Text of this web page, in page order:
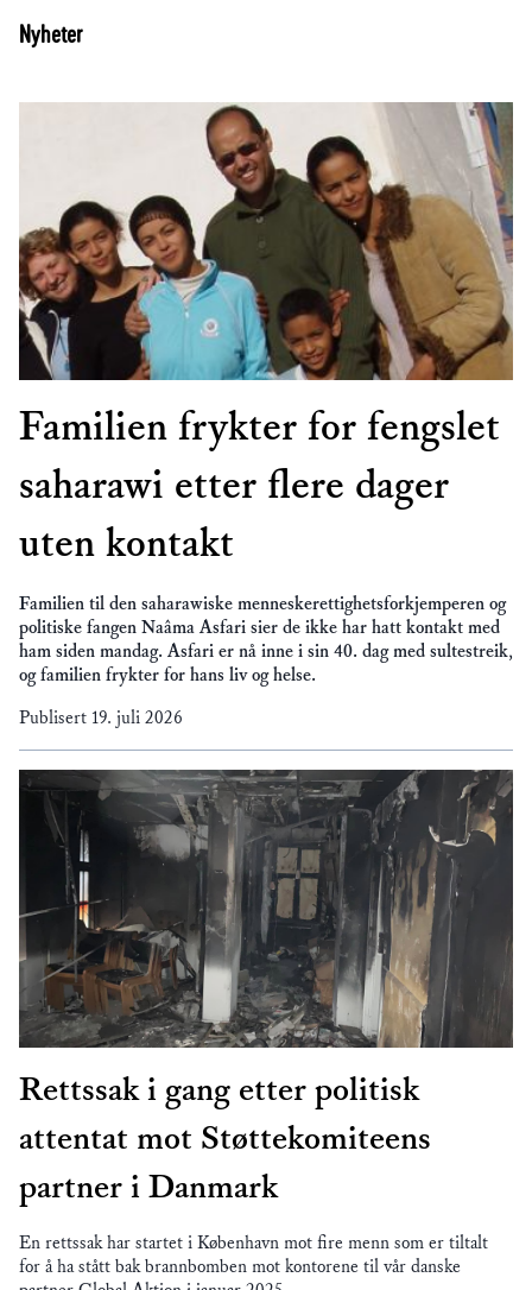
Nyheter
Familien frykter for fengslet
saharawi etter flere dager
uten kontakt
Familien til den saharawiske menneskerettighetsforkjemperen og
politiske fangen Naâma Asfari sier de ikke har hatt kontakt med
ham siden mandag. Asfari er nå inne i sin 40. dag med sultestreik,
og familien frykter for hans liv og helse.
Publisert 19. juli 2026
Rettssak i gang etter politisk
attentat mot Støttekomiteens
partner i Danmark
En rettssak har startet i København mot fire menn som er tiltalt
for å ha stått bak brannbomben mot kontorene til vår danske